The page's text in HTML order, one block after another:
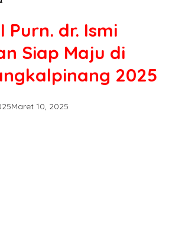
Purnarawan
Maju
Pangkalpinang
Purn. dr. Ismi
Siap Maju di
2025
Maret 10, 2025